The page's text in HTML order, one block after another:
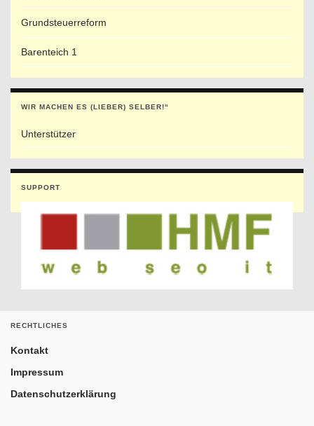
Grundsteuerreform
Barenteich 1
WIR MACHEN ES (LIEBER) SELBER!“
Unterstützer
SUPPORT
RECHTLICHES
Kontakt
Impressum
Datenschutzerklärung